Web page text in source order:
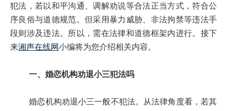
犯法，若以和平沟通、调解劝说等合法正当方式，符合公
序良俗与道德规范。但采用暴力威胁、非法拘禁等违法手
段则涉及违法。所以，需在法律和道德框架内进行。接下
来湘声在线网小编将为您介绍相关内容。
一、婚恋机构劝退小三犯法吗
婚恋机构劝退小三一般不犯法。从法律角度看，若其